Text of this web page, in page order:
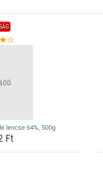
lencse 64%, 500g
Ft